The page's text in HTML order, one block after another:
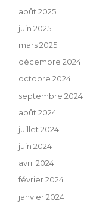
août 2025
juin 2025
mars 2025
décembre 2024
octobre 2024
septembre 2024
août 2024
juillet 2024
juin 2024
avril 2024
février 2024
janvier 2024